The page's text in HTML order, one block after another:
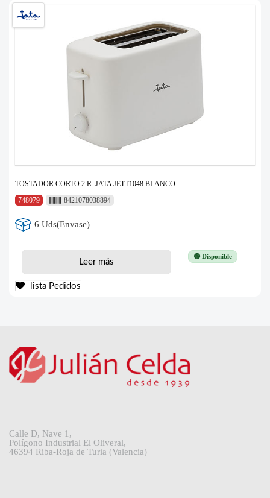
TOSTADOR CORTO 2 R. JATA JETT1048 BLANCO
748079
8421078038894
6 Uds(Envase)
🟢 Disponible
Leer más
lista Pedidos
Calle D, Nave 1,
Polígono Industrial El Oliveral,
46394 Riba-Roja de Turia (Valencia)